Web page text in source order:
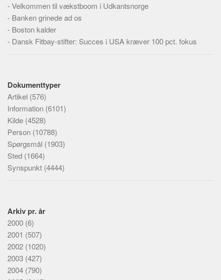
-Velkommen til vækstboom i Udkantsnorge
- Banken grinede ad os
- Boston kalder
- Dansk Fitbay-stifter: Succes i USA kræver 100 pct. fokus
Dokumenttyper
Artikel (576)
Information (6101)
Kilde (4528)
Person (10788)
Spørgsmål (1903)
Sted (1664)
Synspunkt (4444)
Arkiv pr. år
2000 (6)
2001 (507)
2002 (1020)
2003 (427)
2004 (790)